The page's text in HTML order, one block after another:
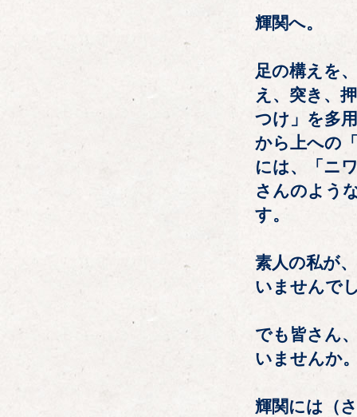
輝関へ。
足の構えを
え、突き、
つけ」を多
から上への
には、「ニ
さんのよう
す。
素人の私が
いませんで
でも皆さん
いませんか
輝関には（